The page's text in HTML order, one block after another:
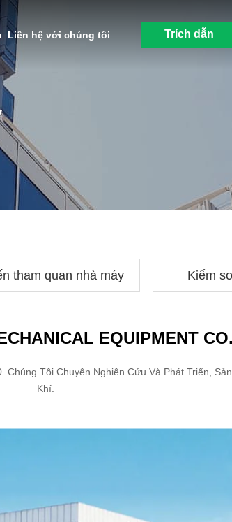
Liên hệ với chúng tôi Trích dẫn
tham quan nhà máy Kiểm
EQUIPMENT
Tôi Chuyên Nghiên Cứu Và Phát Triển,
Khí.